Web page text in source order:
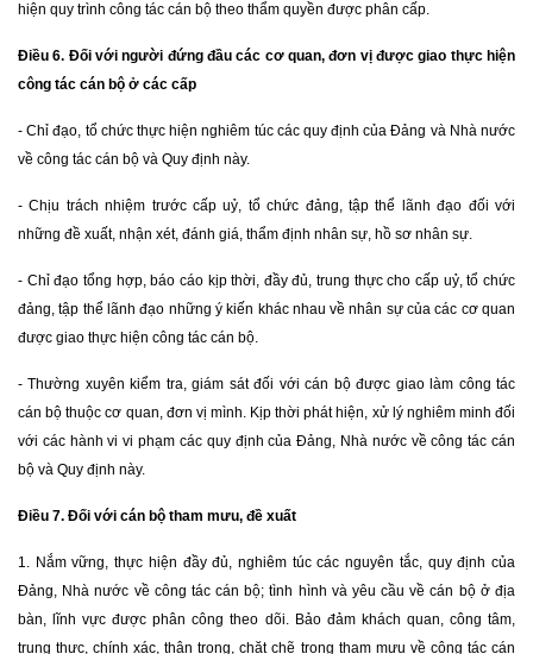
hiện quy trình công tác cán bộ theo thẩm quyền được phân cấp.
Điều 6. Đối với người đứng đầu các cơ quan, đơn vị được giao thực hiện
công tác cán bộ ở các cấp
- Chỉ đạo, tổ chức thực hiện nghiêm túc các quy định của Đảng và Nhà nước
về công tác cán bộ và Quy định này.
- Chịu trách nhiệm trước cấp uỷ, tổ chức đảng, tập thể lãnh đạo đối với
những đề xuất, nhận xét, đánh giá, thẩm định nhân sự, hồ sơ nhân sự.
- Chỉ đạo tổng hợp, báo cáo kịp thời, đầy đủ, trung thực cho cấp uỷ, tổ chức
đảng, tập thể lãnh đạo những ý kiến khác nhau về nhân sự của các cơ quan
được giao thực hiện công tác cán bộ.
- Thường xuyên kiểm tra, giám sát đối với cán bộ được giao làm công tác
cán bộ thuộc cơ quan, đơn vị mình. Kịp thời phát hiện, xử lý nghiêm minh đối
với các hành vi vi phạm các quy định của Đảng, Nhà nước về công tác cán
bộ và Quy định này.
Điều 7. Đối với cán bộ tham mưu, đề xuất
1. Nắm vững, thực hiện đầy đủ, nghiêm túc các nguyên tắc, quy định của
Đảng, Nhà nước về công tác cán bộ; tình hình và yêu cầu về cán bộ ở địa
bàn, lĩnh vực được phân công theo dõi. Bảo đảm khách quan, công tâm,
trung thực, chính xác, thận trọng, chặt chẽ trong tham mưu về công tác cán